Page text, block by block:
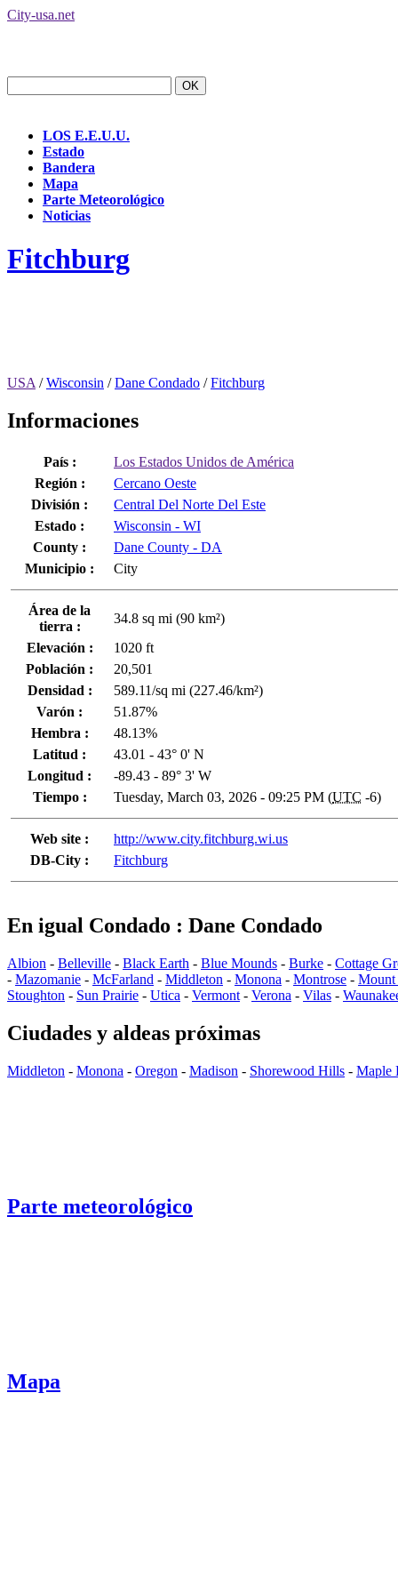
City-usa.net
LOS E.E.U.U.
Estado
Bandera
Mapa
Parte Meteorológico
Noticias
Fitchburg
USA /Wisconsin /Dane Condado /Fitchburg
Informaciones
País :
Los Estados Unidos de América
Región :
Cercano Oeste
División :
Central Del Norte Del Este
Estado :
Wisconsin - WI
County :
Dane County - DA
Municipio :
City
Área de la
tierra :
34.8 sq mi (90 km²)
Elevación :
1020 ft
Población :
20,501
Densidad :
589.11/sq mi (227.46/km²)
Varón :
51.87%
Hembra :
48.13%
Latitud :
43.01 - 43° 0' N
Longitud :
-89.43 - 89° 3' W
Tiempo :
Tuesday, March 03, 2026 - 09:25 PM (UTC -6)
Web site :
http://www.city.fitchburg.wi.us
DB-City :
Fitchburg
En igual Condado : Dane Condado
Albion - Belleville - Black Earth - Blue Mounds - Burke - Cottage
- Mazomanie - McFarland - Middleton - Monona - Montrose - Mount
Stoughton - Sun Prairie - Utica - Vermont - Verona - Vilas -
Ciudades y aldeas próximas
Middleton - Monona - Oregon - Madison - Shorewood Hills - Maple
Parte meteorológico
Mapa